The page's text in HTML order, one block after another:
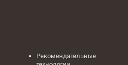
Рекомендательные